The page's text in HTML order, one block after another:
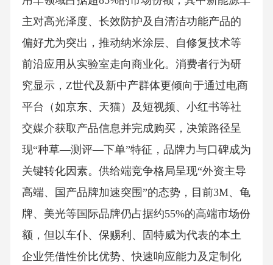
主对高光泽度、长效防护及自清洁功能产品的
偏好尤为突出，推动纳米涂层、自修复技术等
前沿应用从实验室走向商业化。消费者行为研
究显示，Z世代及新中产群体更倾向于通过电商
平台（如京东、天猫）及短视频、小红书等社
交媒介获取产品信息并完成购买，决策路径呈
现“种草—测评—下单”特征，品牌力与口碑成为
关键转化因素。供给端竞争格局呈现“外资主导
高端、国产品牌加速突围”的态势，目前3M、龟
牌、美光等国际品牌仍占据约55%的高端市场份
额，但以车仆、保赐利、固特威为代表的本土
企业凭借性价比优势、快速响应能力及定制化